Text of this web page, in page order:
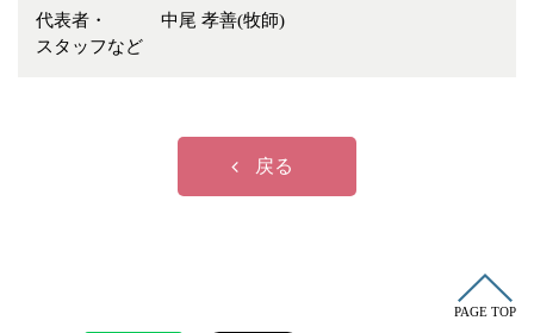
冠婚葬祭
代表者・
スタッフなど
中尾 孝善(牧師)
戻る
PAGE TOP